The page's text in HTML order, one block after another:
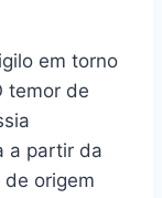
em torno
temor de
a partir da
origem